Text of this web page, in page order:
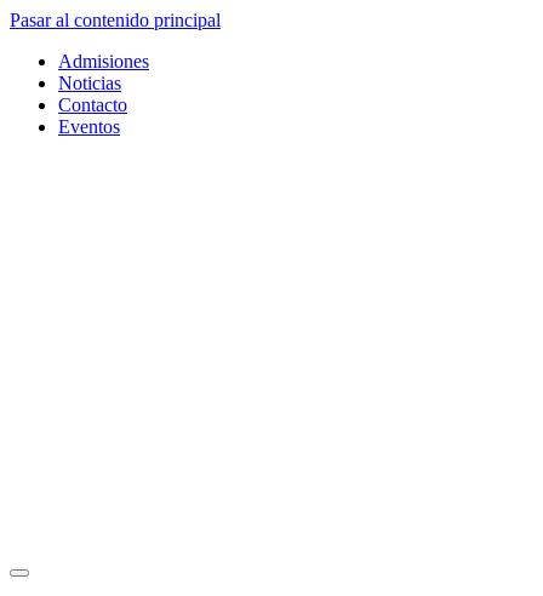
Pasar al contenido principal
Admisiones
Noticias
Contacto
Eventos